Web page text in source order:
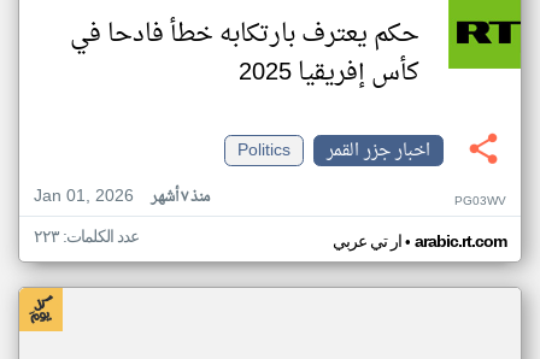
حكم يعترف بارتكابه خطأ فادحا في
كأس إفريقيا 2025
اخبار جزر القمر
Politics
Jan 01, 2026
منذ ٧ أشهر PG03WV
ار تي عربي• arabic.rt.com عدد الكلمات: ٢٢٣